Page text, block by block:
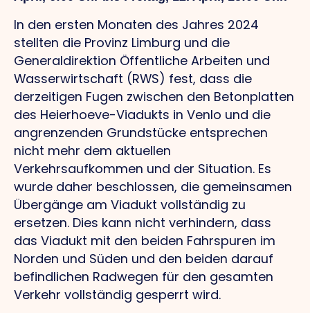
In den ersten Monaten des Jahres 2024
stellten die Provinz Limburg und die
Generaldirektion Öffentliche Arbeiten und
Wasserwirtschaft (RWS) fest, dass die
derzeitigen Fugen zwischen den Betonplatten
des Heierhoeve-Viadukts in Venlo und die
angrenzenden Grundstücke entsprechen
nicht mehr dem aktuellen
Verkehrsaufkommen und der Situation. Es
wurde daher beschlossen, die gemeinsamen
Übergänge am Viadukt vollständig zu
ersetzen. Dies kann nicht verhindern, dass
das Viadukt mit den beiden Fahrspuren im
Norden und Süden und den beiden darauf
befindlichen Radwegen für den gesamten
Verkehr vollständig gesperrt wird.